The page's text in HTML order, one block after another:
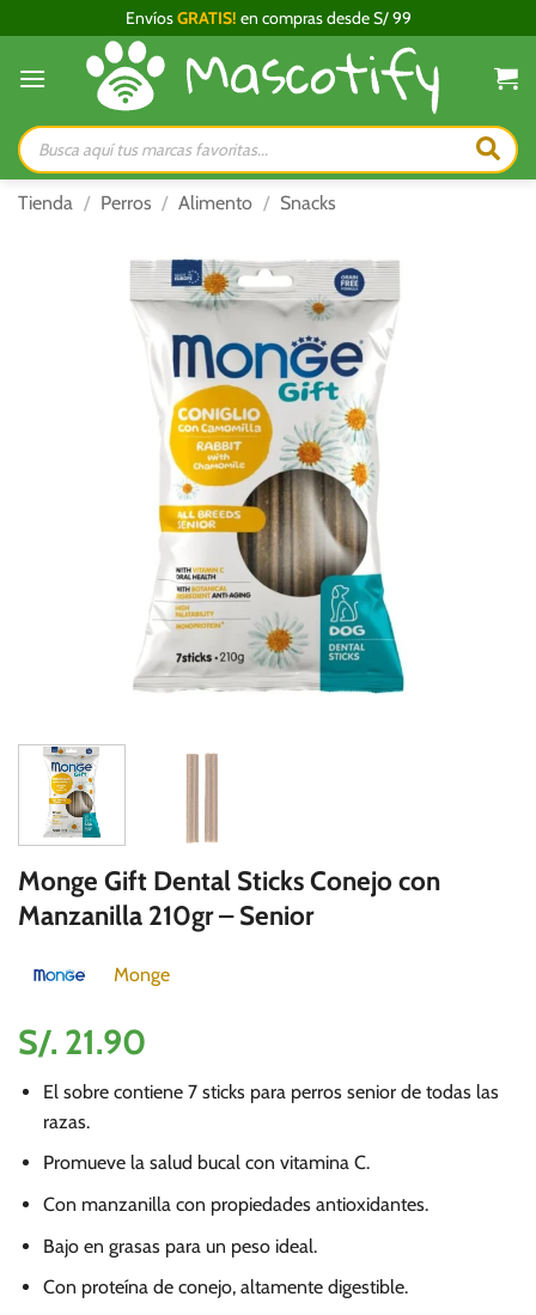
al
contenido
EnvíosGRATIS! en compras desde S/ 99
Búsqueda
de
productos
Tienda / Perros / Alimento / Snacks
Monge Gift Dental Sticks Conejo con
Manzanilla 210gr – Senior
Monge
S/. 21.90
El sobre contiene 7 sticks para perros senior de todas las
razas.
Promueve la salud bucal con vitamina C.
Con manzanilla con propiedades antioxidantes.
Bajo en grasas para un peso ideal.
Con proteína de conejo, altamente digestible.